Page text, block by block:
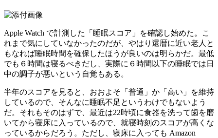
Apple Watch で計測した「睡眠スコア」を確認し始めた。こ
れまで気にしていなかったのだが、やはり還暦に近い老人と
もなれば睡眠時間を確保したほうが良いのは明らかだ。最低
でも６時間は寝るべきだし、実際に６時間以下の睡眠では日
中の調子が悪いという自覚もある。
半年のスコアを見ると、おおよそ「普通」か「高い」を維持
しているので、そんなに睡眠不足というわけでもないよう
だ。それもそのはずで、最近は22時頃に食器を洗って歯を磨
いてから寝床に入っているので、就寝時刻のスコアが高くな
っているからだろう。ただし、寝床に入っても Amazon